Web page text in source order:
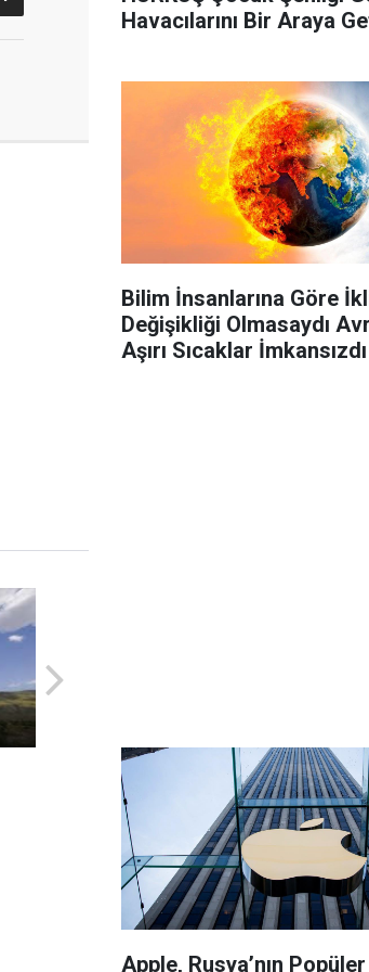
Havacılarını Bir Araya
Bilim İnsanlarına Göre
Değişikliği Olmasaydı
Aşırı Sıcaklar İmkansızdı
Apple, Rusya’nın